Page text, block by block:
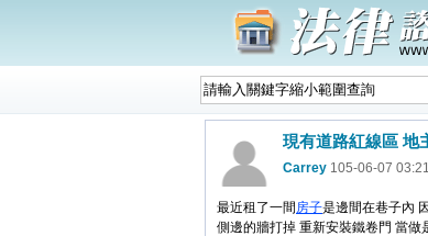
現有道路紅線區 地
Carrey 105-06-07 03:21
最近租了一間房子是邊間在巷子內
側邊的牆打掉 重新安裝鐵卷門 當做